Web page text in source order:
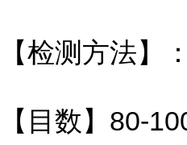
【检测方法】
【目数】80-